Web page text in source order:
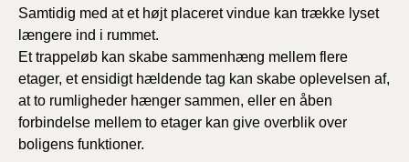
Samtidig med at et højt placeret vindue kan trække lyset
længere ind i rummet.
Et trappeløb kan skabe sammenhæng mellem flere
etager, et ensidigt hældende tag kan skabe oplevelsen af,
at to rumligheder hænger sammen, eller en åben
forbindelse mellem to etager kan give overblik over
boligens funktioner.